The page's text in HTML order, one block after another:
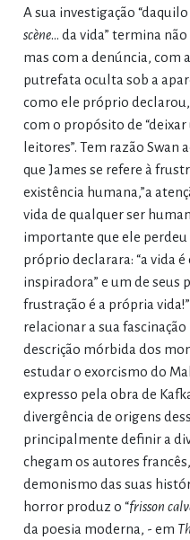
A sua investigação
scène… da vida” termina
mas com a denúncia, com
putrefata oculta sob a
como ele próprio
com o propósito de
leitores”. Tem razão Swan
que James se refere à
existência humana,”a
vida de qualquer ser
importante que ele perdeu
próprio declarara: “a vida
inspiradora” e um de seus
frustração é a própria
relacionar a sua
descrição mórbida dos
estudar o exorcismo do
expresso pela obra de
divergência de origens
principalmente definir a
chegam os autores
demonismo das suas
horror produz o “frisson
da poesia moderna, - em